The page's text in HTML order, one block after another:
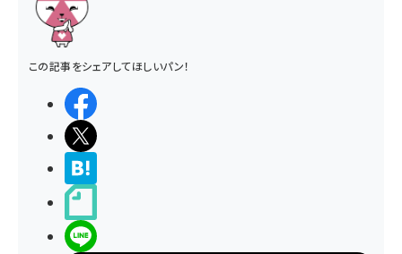
この記事をシェアしてほしいパン！